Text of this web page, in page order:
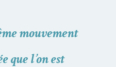
mouvement
que l’on est